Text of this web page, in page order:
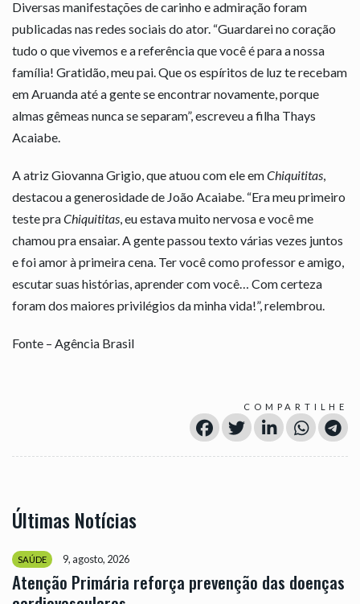
Diversas manifestações de carinho e admiração foram
publicadas nas redes sociais do ator. “Guardarei no coração
tudo o que vivemos e a referência que você é para a nossa
família! Gratidão, meu pai. Que os espíritos de luz te recebam
em Aruanda até a gente se encontrar novamente, porque
almas gêmeas nunca se separam”, escreveu a filha Thays
Acaiabe.
A atriz Giovanna Grigio, que atuou com ele emChiquititas,
destacou a generosidade de João Acaiabe. “Era meu primeiro
teste praChiquititas, eu estava muito nervosa e você me
chamou pra ensaiar. A gente passou texto várias vezes juntos
e foi amor à primeira cena. Ter você como professor e amigo,
escutar suas histórias, aprender com você… Com certeza
foram dos maiores privilégios da minha vida!”, relembrou.
Fonte – Agência Brasil
COMPARTILHE
Últimas Notícias
SAÚDE 9, agosto, 2026
Atenção Primária reforça prevenção das doenças